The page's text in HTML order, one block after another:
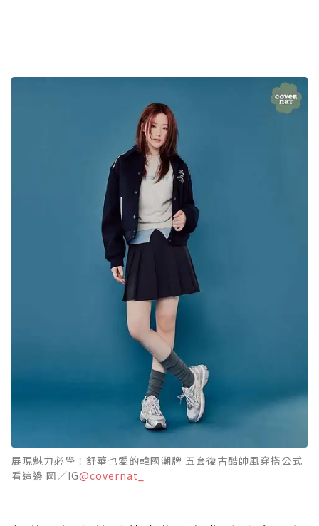
展現魅力必學！舒華也愛的韓國潮牌 五套復古酷帥風穿搭公式
看這邊 圖／IG@covernat_